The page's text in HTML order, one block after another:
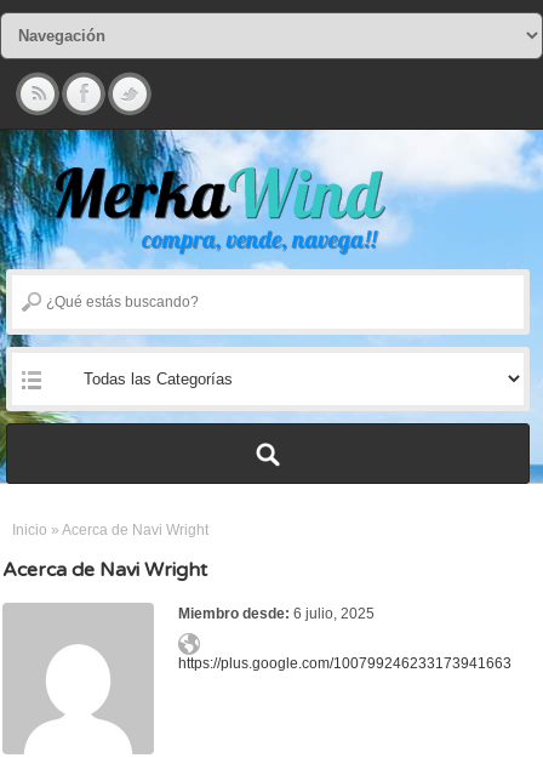
Inicio » Acerca de Navi Wright
Acerca de Navi Wright
Miembro desde: 6 julio, 2025
https://plus.google.com/100799246233173941663